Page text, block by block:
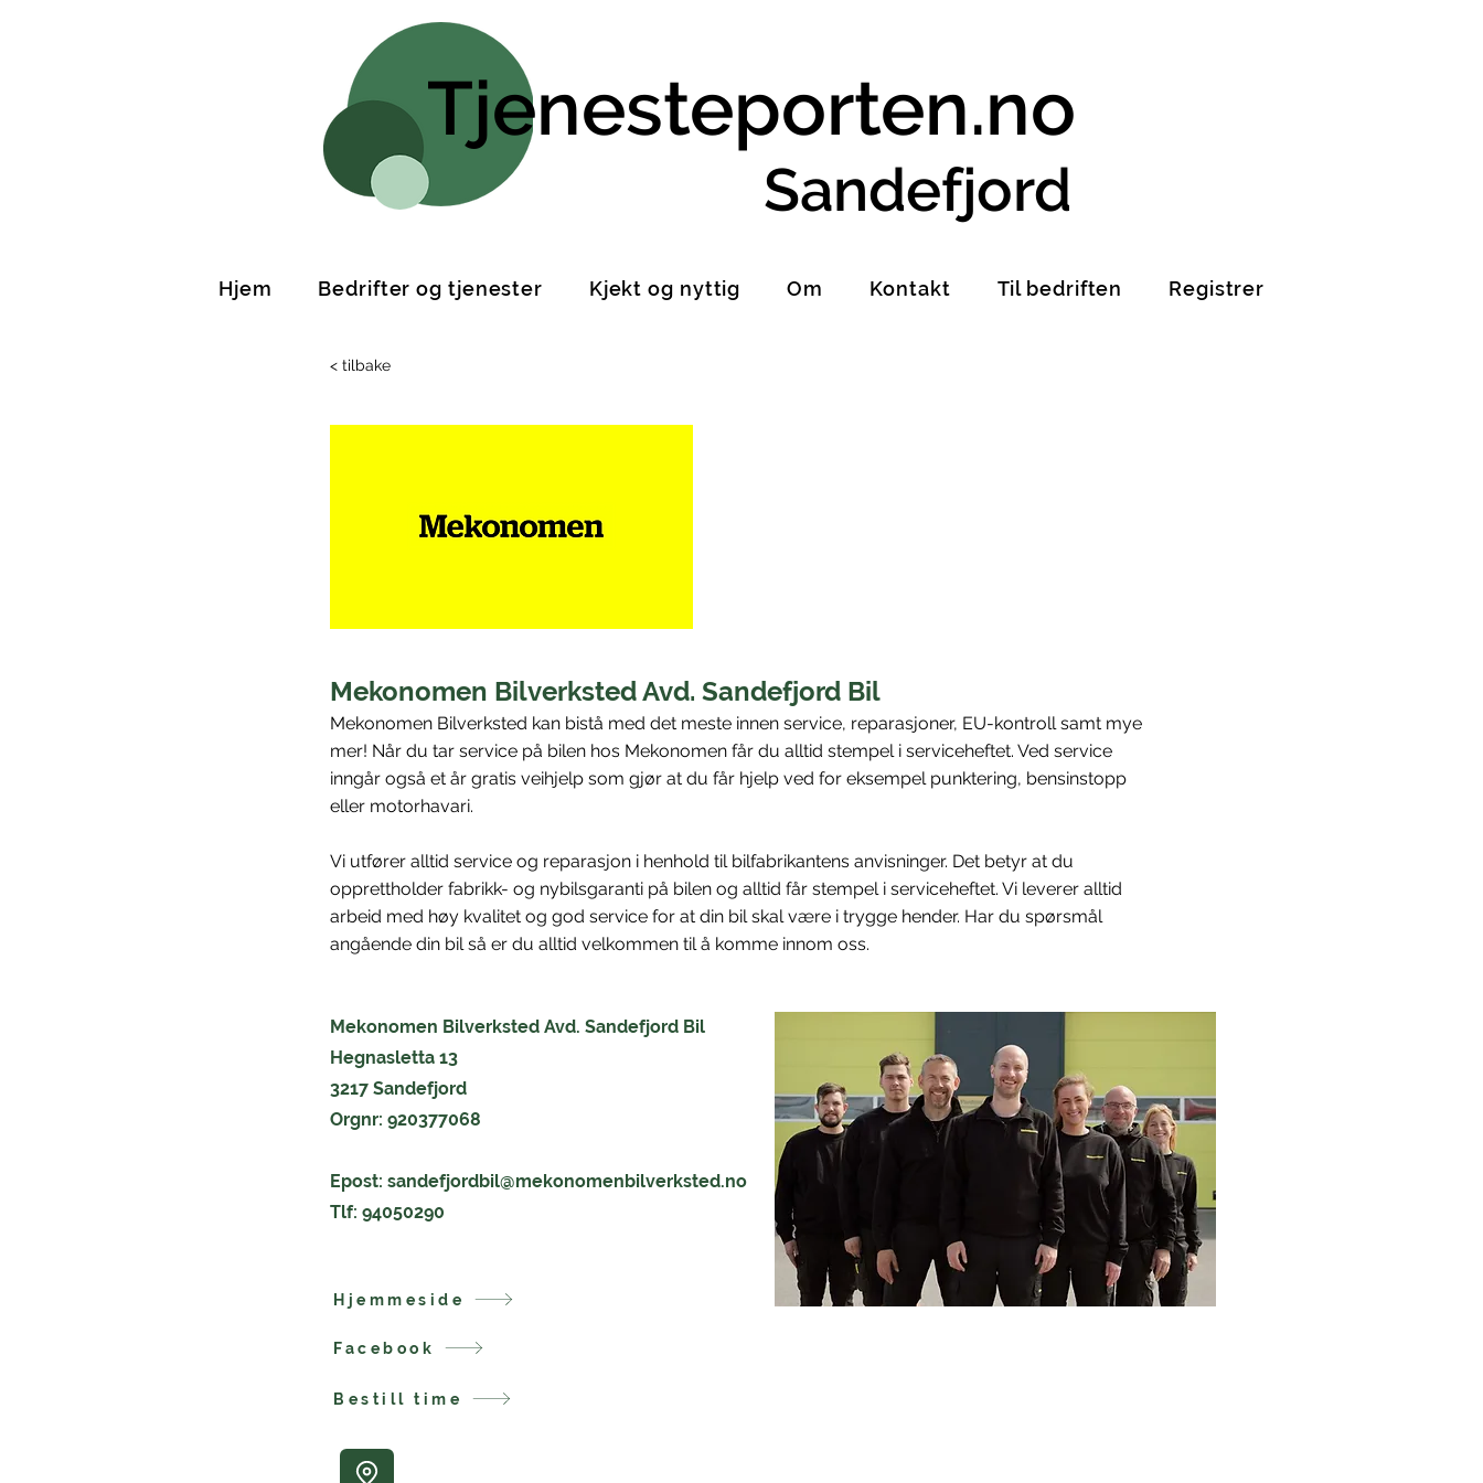
Sandefjord
Tjenesteporten.no
Hjem Bedrifter og tjenester Kjekt og nyttig Om Kontakt Til bedriften Registrer
< tilbake
Mekonomen Bilverksted Avd. Sandefjord Bil
Mekonomen Bilverksted kan bistå med det meste innen service, reparasjoner, EU-kontroll samt mye
mer! Når du tar service på bilen hos Mekonomen får du alltid stempel i serviceheftet. Ved service
inngår også et år gratis veihjelp som gjør at du får hjelp ved for eksempel punktering, bensinstopp
eller motorhavari.
Vi utfører alltid service og reparasjon i henhold til bilfabrikantens anvisninger. Det betyr at du
opprettholder fabrikk- og nybilsgaranti på bilen og alltid får stempel i serviceheftet. Vi leverer alltid
arbeid med høy kvalitet og god service for at din bil skal være i trygge hender. Har du spørsmål
angående din bil så er du alltid velkommen til å komme innom oss.
Mekonomen Bilverksted Avd. Sandefjord Bil
Hegnasletta 13
3217 Sandefjord
Orgnr: 920377068
Epost: sandefjordbil@mekonomenbilverksted.no
Tlf: 94050290
Hjemmeside
Facebook
Bestill time